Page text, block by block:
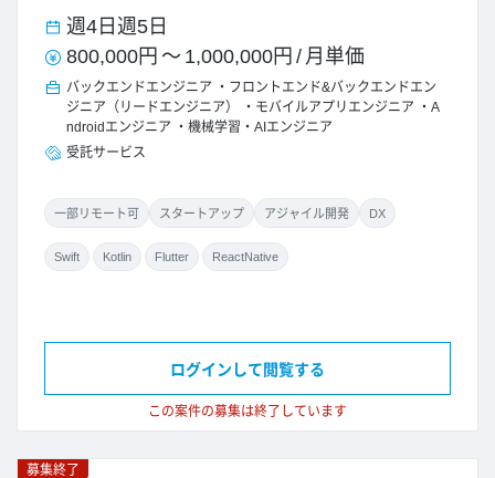
週4日 週5日
800,000円 ～ 1,000,000円 / 月単価
バックエンドエンジニア
フロントエンド&バックエンドエン
ジニア（リードエンジニア）
モバイルアプリエンジニア
A
ndroidエンジニア
機械学習・AIエンジニア
受託サービス
一部リモート可 スタートアップ アジャイル開発 DX
Swift Kotlin Flutter ReactNative
この案件の募集は終了しています
ログインして閲覧する
募集終了